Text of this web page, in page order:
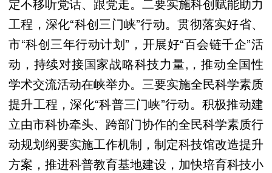
工程，深化“科创三门峡”行动。贯彻落实好省、
市“科创三年行动计划”，开展好“百会链千企”活
动，持续对接国家战略科技力量,，推动全国性
学术交流活动在峡举办。三要实施全民科学素质
提升工程，深化“科普三门峡”行动。积极推动建
立由市科协牵头、跨部门协作的全民科学素质行
动规划纲要实施工作机制，制定科技馆改造提升
方案，推进科普教育基地建设，加快培育科技小